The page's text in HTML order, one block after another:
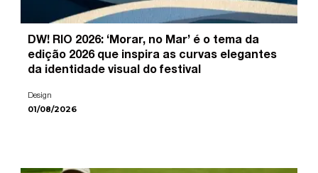
DW! RIO 2026: ‘Morar, no Mar’ é o tema da
edição 2026 que inspira as curvas elegantes
da identidade visual do festival
Design
01/08/2026